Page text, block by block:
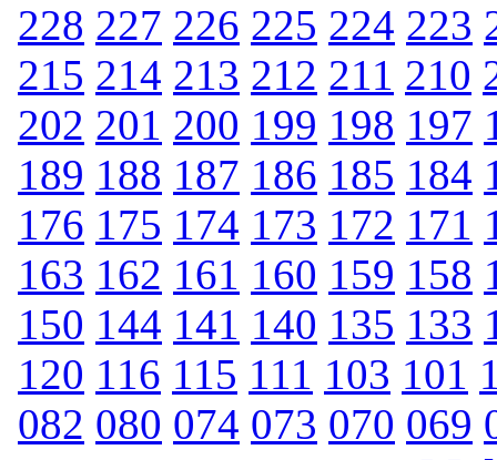
228 227 226 225 224 223
215 214 213 212 211 210
202 201 200 199 198 197
189 188 187 186 185 184
176 175 174 173 172 171
163 162 161 160 159 158
150 144 141 140 135 133
120 116 115 111 103 101
082 080 074 073 070 069